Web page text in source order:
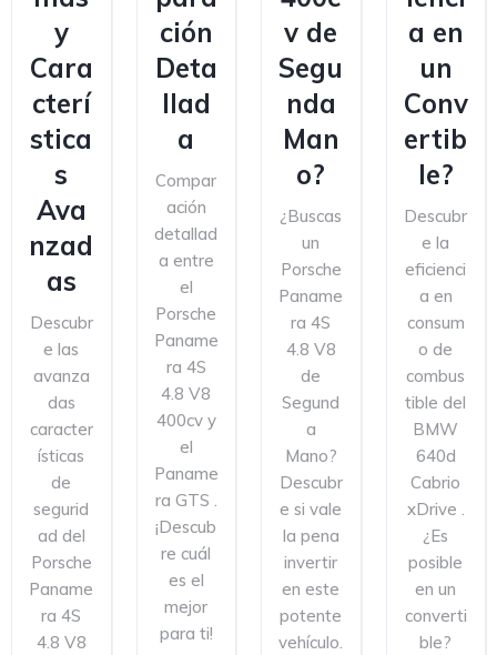
y
Cara
cterí
stica
s
Ava
nzad
as
Descubr
e las
avanza
das
caracter
ísticas
de
segurid
ad del
Porsche
Paname
ra 4S
4.8 V8
ción
Deta
llad
a
Compar
ación
detallad
a entre
el
Porsche
Paname
ra 4S
4.8 V8
400cv y
el
Paname
ra GTS .
¡Descub
re cuál
es el
mejor
para ti!
v de
Segu
nda
Man
o?
¿Buscas
un
Porsche
Paname
ra 4S
4.8 V8
de
Segund
a
Mano?
Descubr
e si vale
la pena
invertir
en este
potente
vehículo.
a en
un
Conv
ertib
le?
Descubr
e la
eficienci
a en
consum
o de
combus
tible del
BMW
640d
Cabrio
xDrive .
¿Es
posible
en un
converti
ble?